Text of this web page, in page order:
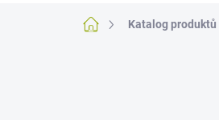
Domů Katalog produktů